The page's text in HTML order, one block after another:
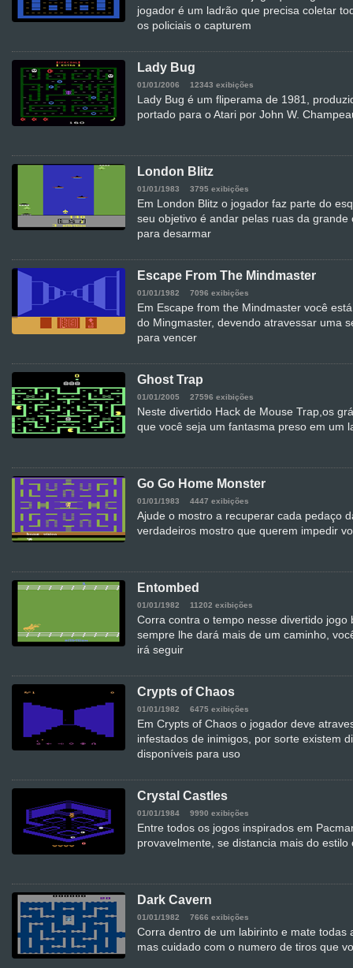
jogador é um ladrão que precisa coletar
os policiais o capturem
Lady Bug
01/01/2006 12343 exibições
Lady Bug é um fliperama de 1981,
portado para o Atari por John W.
London Blitz
01/01/1983 3795 exibições
Em London Blitz o jogador faz parte do
seu objetivo é andar pelas ruas da
para desarmar
Escape From The Mindmaster
01/01/1982 7096 exibições
Em Escape from the Mindmaster você
do Mingmaster, devendo atravessar uma
para vencer
Ghost Trap
01/01/2005 27596 exibições
Neste divertido Hack de Mouse Trap,os
que você seja um fantasma preso em um
Go Go Home Monster
01/01/1983 4447 exibições
Ajude o mostro a recuperar cada pedaço
verdadeiros mostro que querem impedir
Entombed
01/01/1982 11202 exibições
Corra contra o tempo nesse divertido jogo
sempre lhe dará mais de um caminho,
irá seguir
Crypts of Chaos
01/01/1982 6475 exibições
Em Crypts of Chaos o jogador deve
infestados de inimigos, por sorte existem
disponíveis para uso
Crystal Castles
01/01/1984 9990 exibições
Entre todos os jogos inspirados em
provavelmente, se distancia mais do estilo
Dark Cavern
01/01/1982 7666 exibições
Corra dentro de um labirinto e mate todas
mas cuidado com o numero de tiros que